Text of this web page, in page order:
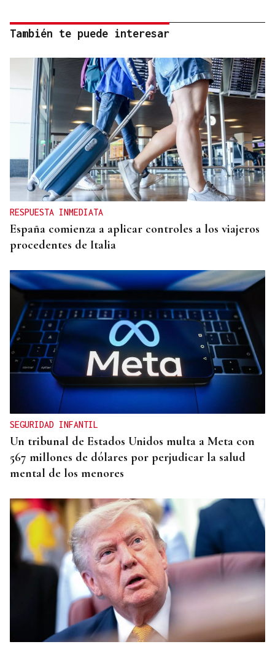
También te puede interesar
RESPUESTA INMEDIATA
España comienza a aplicar controles a los viajeros
procedentes de Italia
SEGURIDAD INFANTIL
Un tribunal de Estados Unidos multa a Meta con
567 millones de dólares por perjudicar la salud
mental de los menores